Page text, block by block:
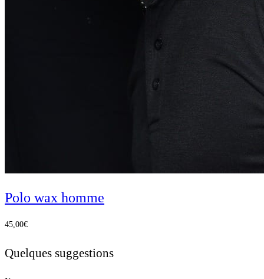
Polo wax homme
45,00€
Quelques suggestions